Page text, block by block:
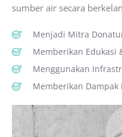
sumber air secara
Menjadi Mitra
Memberikan Edukasi
Menggunakan
Memberikan Dampak